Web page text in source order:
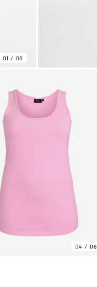
01 06
04 06